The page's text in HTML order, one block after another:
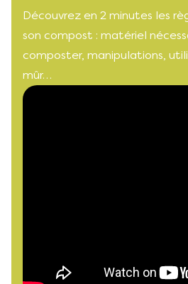
Découvrez en 2 minutes les
son compost : matériel
composter, manipulations,
mûr…